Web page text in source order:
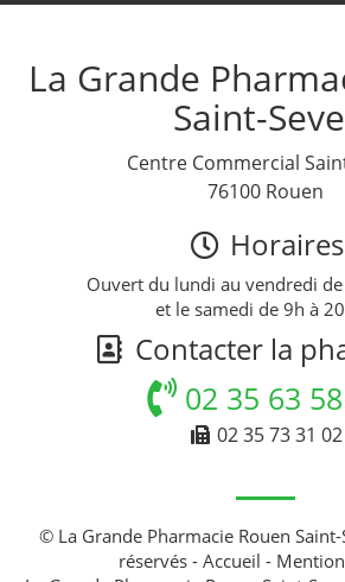
La Grande
Saint-
Centre Commercial
76100 Rouen
Horaires
Ouvert du lundi au vendredi
et le samedi de 9h à
Contacter la
02 35 63
02 35 73 31 02
© La Grande Pharmacie Rouen
réservés - Accueil -